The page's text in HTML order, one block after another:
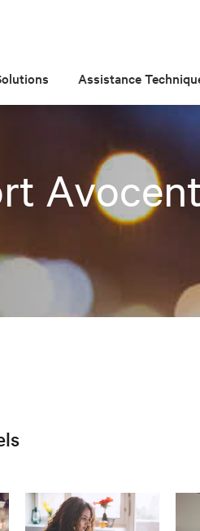
Assistance
Avocent